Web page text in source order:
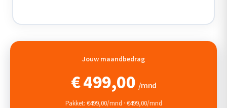
Jouw maandbedrag
€499,00 /mnd
Pakket: €499,00/mnd · €499,00/mnd